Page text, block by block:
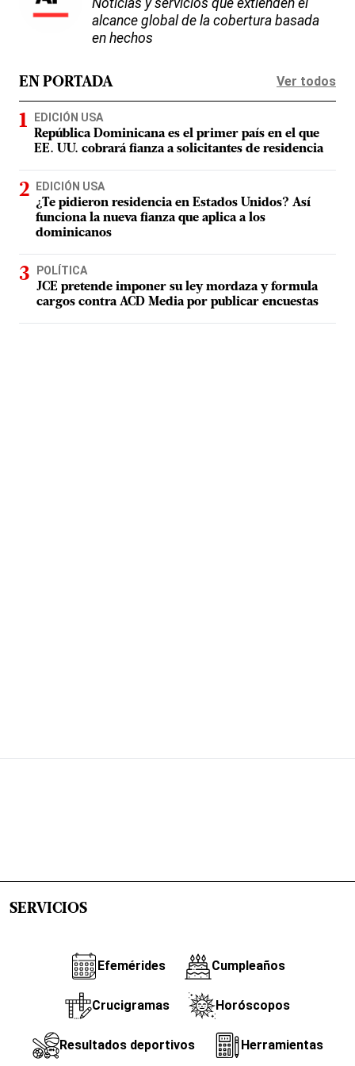
Noticias y servicios que extienden el
alcance global de la cobertura basada
en hechos
EN PORTADA Ver todos
EDICIÓN USA
República Dominicana es el primer país en el que
EE. UU. cobrará fianza a solicitantes de residencia
EDICIÓN USA
¿Te pidieron residencia en Estados Unidos? Así
funciona la nueva fianza que aplica a los
dominicanos
POLÍTICA
JCE pretende imponer su ley mordaza y formula
cargos contra ACD Media por publicar encuestas
SERVICIOS
Efemérides Cumpleaños
Crucigramas Horóscopos
Resultados deportivos Herramientas